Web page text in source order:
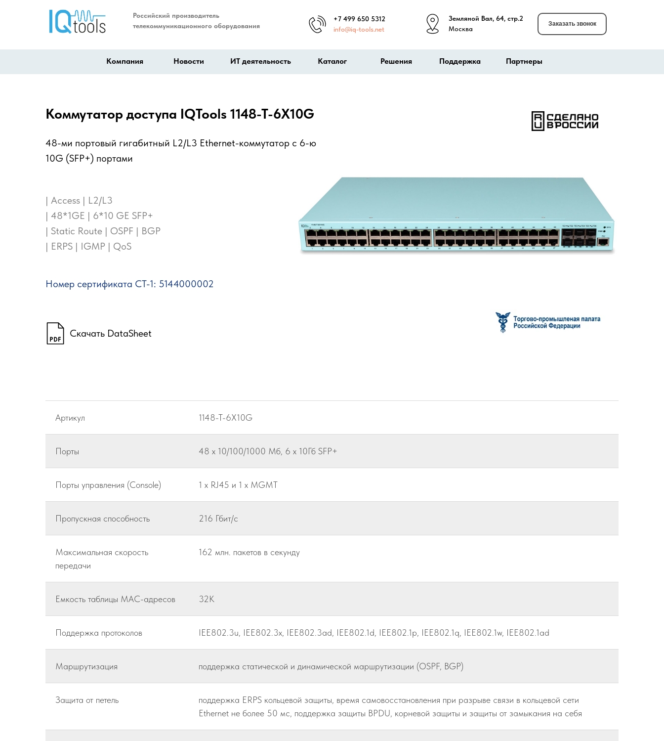
+7 499 650 5312
info@iq-tools.net
Земляной Вал, 64, стр.2
Москва
Российский производитель
телекоммуникационного оборудования
Заказать звонок
Компания Новости Решения Партнеры
ИТ деятельность Каталог Поддержка
Коммутатор доступа IQTools 1148-T-6X10G
48-ми портовый гигабитный L2/L3 Ethernet-коммутатор c 6-ю
10G (SFP+) портами
| Access | L2/L3
| 48*1GE | 6*10 GE SFP+
| Static Route | OSPF | BGP
| ERPS | IGMP | QoS
Скачать DataSheet
Номер сертификата СТ-1: 5144000002
Артикул 1148-T-6X10G
Порты 48 x 10/100/1000 Мб, 6 x 10Гб SFP+
Порты управления (Console) 1 x RJ45 и 1 x MGMT
Пропускная способность 216 Гбит/c
Максимальная скорость
передачи
162 млн. пакетов в секунду
Емкость таблицы MAC-адресов 32K
Поддержка протоколов IEE802.3u, IEE802.3x, IEE802.3ad, IEE802.1d, IEE802.1p, IEE802.1q, IEE802.1w, IEE802.1ad
Маршрутизация поддержка статической и динамической маршрутизации (OSPF, BGP)
Защита от петель
поддержка ERPS кольцевой защиты, время самовосстановления при разрыве связи в кольцевой сети
Ethernet не более 50 мс, поддержка защиты BPDU, корневой защиты и защиты от замыкания на себя